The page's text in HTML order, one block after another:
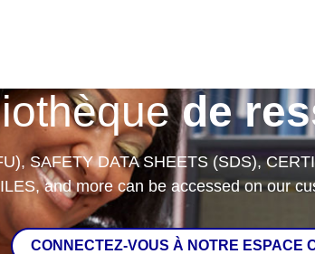
de
SAFETY DATA SHEETS (SDS),
and more can be accessed on our
CONNECTEZ-VOUS À NOTRE ESPACE